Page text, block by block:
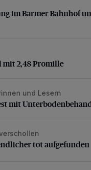
im Barmer Bahnhof
im Barmer Bahnhof
2,48 Promille
mit 2,48 Promille
mit und Lesern
mit
tot aufgefunden
tot aufgefunden